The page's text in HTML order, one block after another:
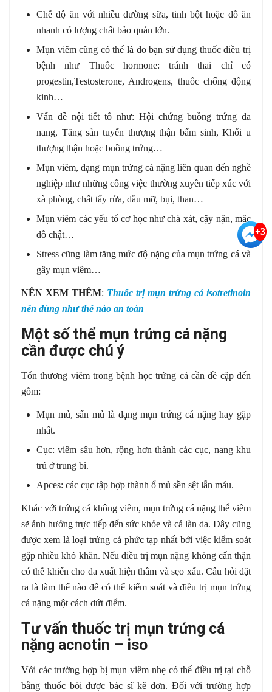
Chế độ ăn với nhiều đường sữa, tinh bột hoặc đồ ăn
nhanh có lượng chất bảo quản lớn.
Mụn viêm cũng có thể là do bạn sử dụng thuốc điều trị
bệnh như Thuốc hormone: tránh thai chỉ có
progestin,Testosterone, Androgens, thuốc chống động
kinh…
Vấn đề nội tiết tố như: Hội chứng buồng trứng đa
nang, Tăng sản tuyến thượng thận bẩm sinh, Khối u
thượng thận hoặc buồng trứng…
Mụn viêm, dạng mụn trứng cá nặng liên quan đến nghề
nghiệp như những công việc thường xuyên tiếp xúc với
xà phòng, chất tẩy rửa, dầu mỡ, bụi, than…
Mụn viêm các yếu tố cơ học như chà xát, cậy nặn, mặc
đồ chật…
Stress cũng làm tăng mức độ nặng của mụn trứng cá và
gây mụn viêm…
NÊN XEM THÊM: Thuốc trị mụn trứng cá isotretinoin
nên dùng như thế nào an toàn
Một số thể mụn trứng cá nặng
cần được chú ý
Tổn thương viêm trong bệnh học trứng cá cần đề cập đến
gồm:
Mụn mủ, sẩn mủ là dạng mụn trứng cá nặng hay gặp
nhất.
Cục: viêm sâu hơn, rộng hơn thành các cục, nang khu
trú ở trung bì.
Apces: các cục tập hợp thành ổ mủ sền sệt lẫn máu.
Khác với trứng cá không viêm, mụn trứng cá nặng thể viêm
sẽ ảnh hưởng trực tiếp đến sức khỏe và cả làn da. Đây cũng
được xem là loại trứng cá phức tạp nhất bởi việc kiểm soát
gặp nhiều khó khăn. Nếu điều trị mụn nặng không cẩn thận
có thể khiến cho da xuất hiện thâm và sẹo xấu. Câu hỏi đặt
ra là làm thế nào để có thể kiểm soát và điều trị mụn trứng
cá nặng một cách dứt điểm.
Tư vấn thuốc trị mụn trứng cá
nặng acnotin – iso
Với các trường hợp bị mụn viêm nhẹ có thể điều trị tại chỗ
bằng thuốc bôi được bác sĩ kê đơn. Đối với trường hợp
+3